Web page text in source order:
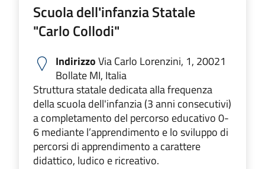
Scuola dell'infanzia Statale
"Carlo Collodi"
IndirizzoVia Carlo Lorenzini, 1, 20021
Bollate MI, Italia
Struttura statale dedicata alla frequenza
della scuola dell'infanzia (3 anni consecutivi)
a completamento del percorso educativo 0-
6 mediante l’apprendimento e lo sviluppo di
percorsi di apprendimento a carattere
didattico, ludico e ricreativo.